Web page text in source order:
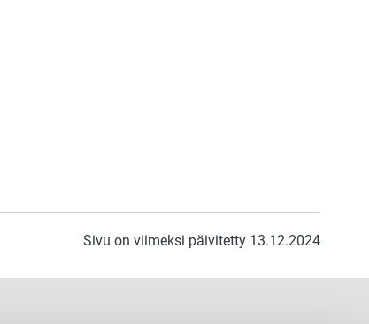
Sivu on viimeksi päivitetty 13.12.2024